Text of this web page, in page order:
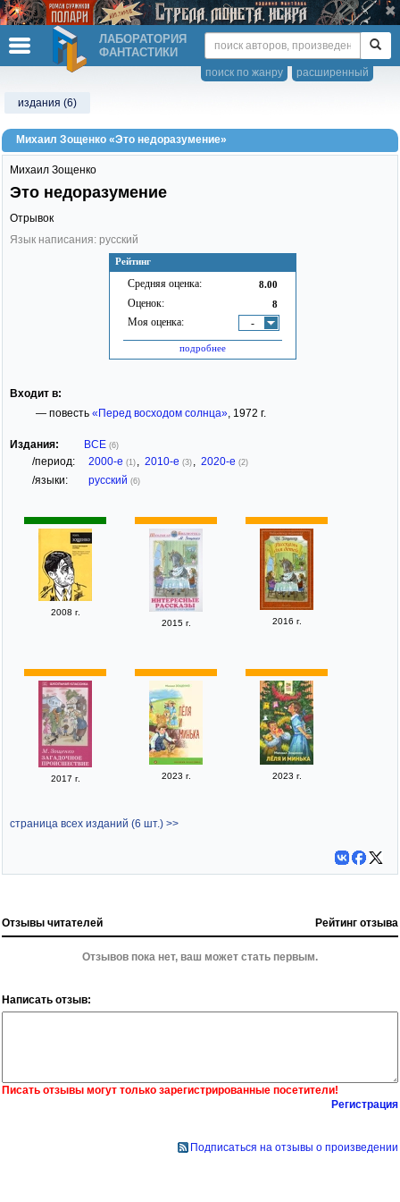
ЛАБОРАТОРИЯ
ФАНТАСТИКИ
расширенный
поиск по жанру
издания (6)
Михаил Зощенко «Это недоразумение»
Рейтинг
Средняя оценка: 8.00
Оценок: 8
Моя оценка: -
подробнее
Михаил Зощенко
Это недоразумение
Отрывок
Язык написания: русский
Входит в:
— повесть «Перед восходом солнца», 1972 г.
Издания: ВСЕ (6)
/период: 2000-е (1) 2010-е (3) 2020-е (2)
/языки: русский (6)
2008 г.
2015 г.
2016 г.
2017 г. 2023 г. 2023 г.
страница всех изданий (6 шт.) >>
Отзывы читателей Рейтинг отзыва
Отзывов пока нет, ваш может стать первым.
Написать отзыв:
Писать отзывы могут только зарегистрированные посетители!
Регистрация
Подписаться на отзывы о произведении